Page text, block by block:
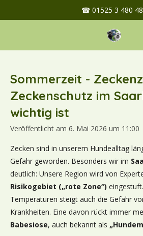
☎ 01525 3 480
Sommerzeit -
Zeckenschutz im
wichtig ist
Veröffentlicht am 6. Mai 2026 um 11:00
Zecken sind in unserem Hundealltag
Gefahr geworden. Besonders wir im
deutlich: Unsere Region wird von
Risikogebiet („rote Zone“)
Temperaturen steigt auch die Gefahr
Krankheiten. Eine davon rückt immer
Babesiose, auch bekannt als